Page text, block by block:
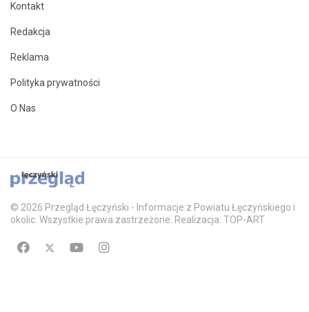
Kontakt
Redakcja
Reklama
Polityka prywatności
O Nas
© 2026 Przegląd Łęczyński - Informacje z Powiatu Łęczyńskiego i
okolic. Wszystkie prawa zastrzeżone. Realizacja: TOP-ART